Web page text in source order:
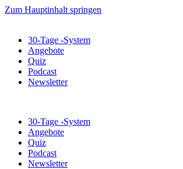
Zum Hauptinhalt springen
30-Tage -System
Angebote
Quiz
Podcast
Newsletter
30-Tage -System
Angebote
Quiz
Podcast
Newsletter